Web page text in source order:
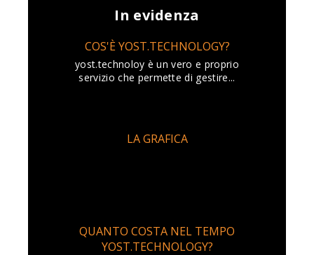
In evidenza
COS'È YOST.TECHNOLOGY?
yost.technoloy è un vero e proprio
servizio che permette di gestire...
LA GRAFICA
QUANTO COSTA NEL TEMPO
YOST.TECHNOLOGY?